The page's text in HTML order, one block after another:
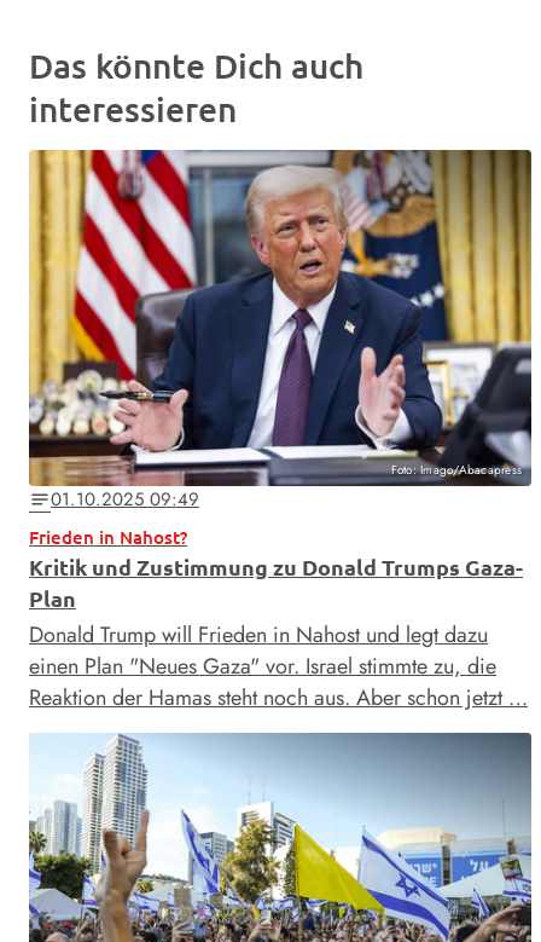
Das könnte Dich auch
interessieren
Foto: Imago/Abacapress
notes01.10.2025 09:49
Frieden in Nahost?
Kritik und Zustimmung zu Donald Trumps Gaza-
Plan
Donald Trump will Frieden in Nahost und legt dazu
einen Plan "Neues Gaza" vor. Israel stimmte zu, die
Reaktion der Hamas steht noch aus. Aber schon jetzt …